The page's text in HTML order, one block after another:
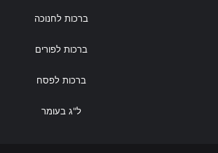
שתהיה שנה של ראש ולא זנב, שנה של
ברכות לחנוכה
ברכות לפורים
ברכות לפסח
ל"ג בעומר